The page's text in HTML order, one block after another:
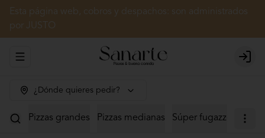
Esta página web, cobros y despachos: son administrados
por JUSTO
Abrir menu de navegación Login
¿Dónde quieres pedir?
Pizzas grandes Pizzas medianas Súper fugazzetas